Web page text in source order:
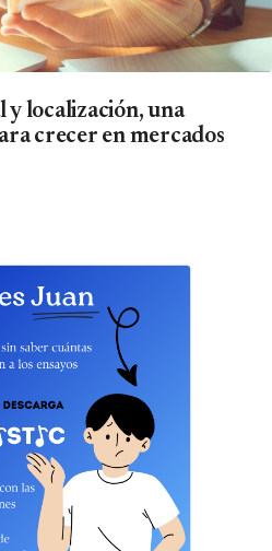
localización, una
crecer en mercados